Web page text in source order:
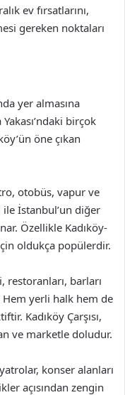
ev fırsatlarını,
gereken noktaları
yer almasına
birçok
öne çıkan
otobüs, vapur ve
İstanbul’un diğer
Özellikle Kadıköy-
oldukça popülerdir.
restoranları, barları
yerli halk hem de
Kadıköy Çarşısı,
ve marketle doludur.
konser alanları
açısından zengin